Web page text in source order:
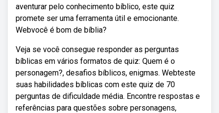
aventurar pelo conhecimento bíblico, este quiz
promete ser uma ferramenta útil e emocionante.
Webvocê é bom de bíblia?
Veja se você consegue responder as perguntas
bíblicas em vários formatos de quiz: Quem é o
personagem?, desafios bíblicos, enigmas. Webteste
suas habilidades bíblicas com este quiz de 70
perguntas de dificuldade média. Encontre respostas e
referências para questões sobre personagens,